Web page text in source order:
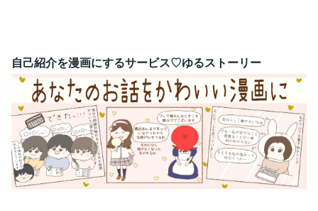
自己紹介を漫画にするサービス♡ゆるストーリー